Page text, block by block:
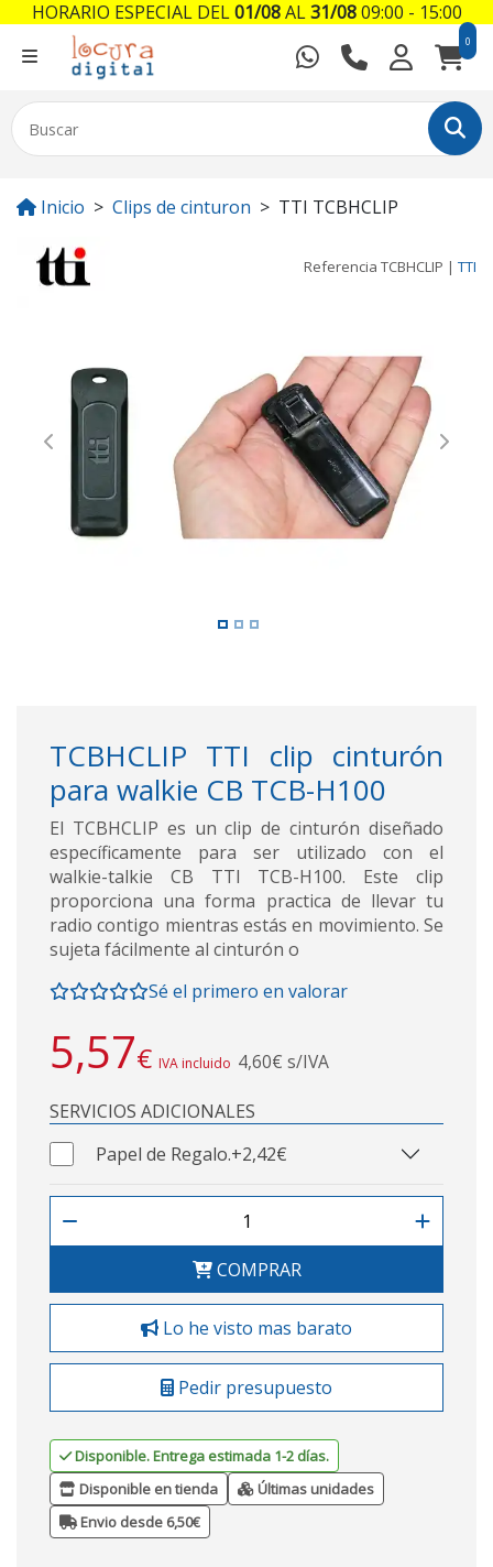
0
Inicio Clips de cinturon TTI TCBHCLIP
Referencia TCBHCLIP | TTI
Previous Next
TCBHCLIP TTI clip cinturón
para walkie CB TCB-H100
El TCBHCLIP es un clip de cinturón diseñado
específicamente para ser utilizado con el
walkie-talkie CB TTI TCB-H100. Este clip
proporciona una forma practica de llevar tu
radio contigo mientras estás en movimiento. Se
sujeta fácilmente al cinturón o
Sé el primero en valorar
5,57€ IVA incluido 4,60€ s/IVA
SERVICIOS ADICIONALES
Papel de Regalo.+2,42€
COMPRAR
Lo he visto mas barato
Pedir presupuesto
Disponible. Entrega estimada 1-2 días.
Disponible en tienda
Últimas unidades
Envio desde 6,50€
HORARIO ESPECIAL DEL01/08AL31/0809:00 - 15:00